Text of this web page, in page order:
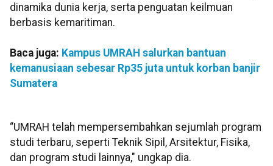
dinamika dunia kerja, serta penguatan keilmuan
berbasis kemaritiman.
Baca juga: Kampus UMRAH salurkan bantuan
kemanusiaan sebesar Rp35 juta untuk korban banjir
Sumatera
“UMRAH telah mempersembahkan sejumlah program
studi terbaru, seperti Teknik Sipil, Arsitektur, Fisika,
dan program studi lainnya," ungkap dia.